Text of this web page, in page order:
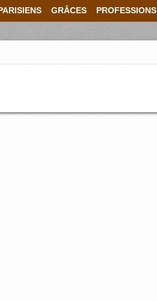
GRÂCES PROFESSIONS